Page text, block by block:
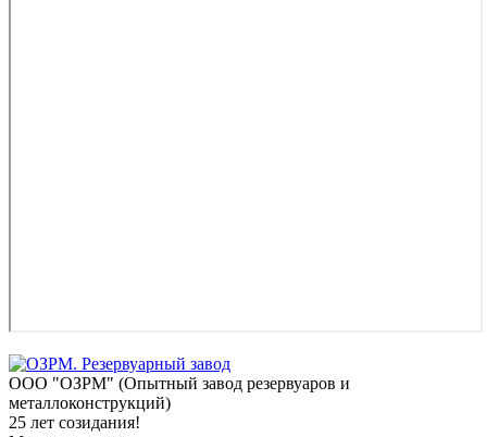
ООО "ОЗРМ" (Опытный завод резервуаров и
металлоконструкций)
25 лет созидания!